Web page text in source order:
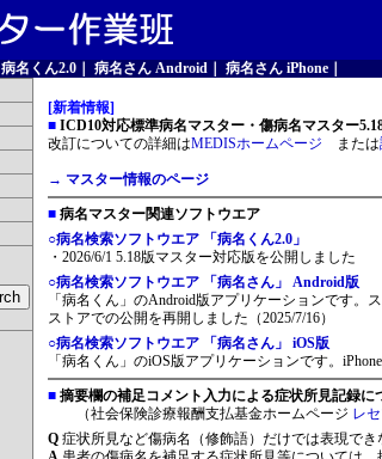
病名くん2.0 病名さん Android 病名さん iPhone
[新着情報]
■ ICD10対応標準病名マスター・傷病名マスター
改訂についての詳細はMEDISホームページ または
→ マスター情報のページ
■ 病名マスター関連ソフトウエア
○病名検索ソフトウエア 「病名くん2.0」
・2026/6/1 5.18版マスター対応版を公開しました
○病名検索ソフトウエア 「病名さん」 Android版
「病名くん」のAndroid版アプリケーションです。
ストアでの公開を再開しました（2025/7/16）
○病名検索ソフトウエア 「病名さん」 iOS版
「病名くん」のiOS版アプリケーションです。
■ 摘要欄の補足コメント入力による症状所見記録に
（社会保険診療報酬支払基金ホームページ レ
Q 症状所見など傷病名（修飾語）だけでは表現で